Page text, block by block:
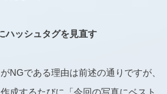
ハッシュタグを見直す
NGである理由は前述の通りですが、
成するたびに「今回の写真にベスト